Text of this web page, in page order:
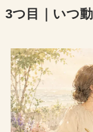
3つ目｜いつ